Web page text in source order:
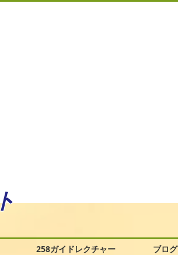
258ガイドレクチャー ブログ